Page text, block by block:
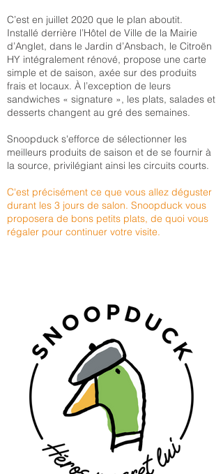
C’est en juillet 2020 que le plan aboutit.
Installé derrière l’Hôtel de Ville de la Mairie
d’Anglet, dans le Jardin d’Ansbach, le Citroën
HY intégralement rénové, propose une carte
simple et de saison, axée sur des produits
frais et locaux. À l’exception de leurs
sandwiches « signature », les plats, salades et
desserts changent au gré des semaines.
Snoopduck s'efforce de sélectionner les
meilleurs produits de saison et de se fournir à
la source, privilégiant ainsi les circuits courts.
C'est précisément ce que vous allez déguster
durant les 3 jours de salon. Snoopduck vous
proposera de bons petits plats, de quoi vous
régaler pour continuer votre visite.